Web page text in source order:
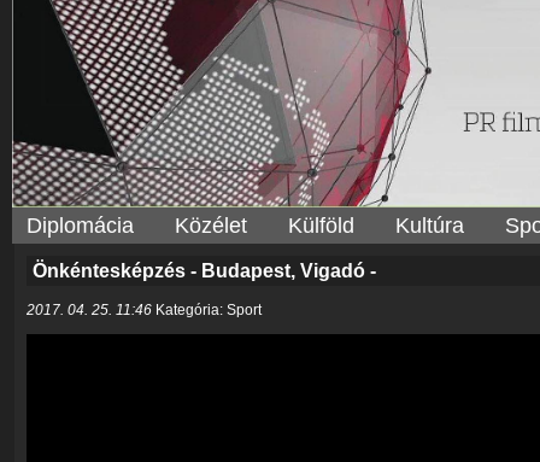
Diplomácia Közélet Külföld Kultúra
Önkéntesképzés - Budapest, Vigadó -
2017. 04. 25. 11:46 Kategória: Sport